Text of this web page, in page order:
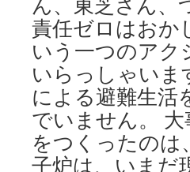
責任ゼロはおか
いう一つのアク
いらっしゃいま
による避難生活
でいません。
をつくったのは
子炉は、いまだ